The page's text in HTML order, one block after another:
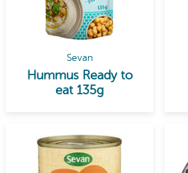
Sevan
Hummus Ready to
eat 135g